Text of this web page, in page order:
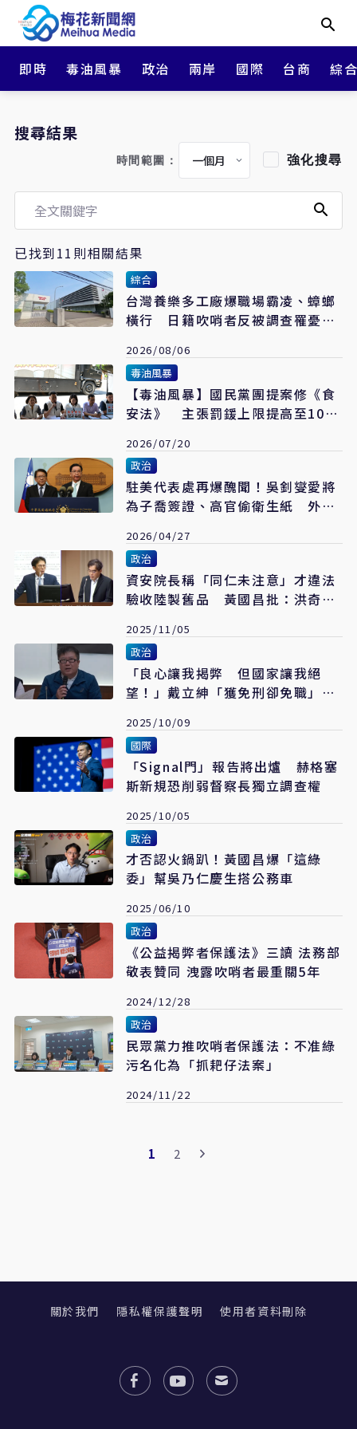
即時 毒油風暴 政治 兩岸 國際 台商 綜
搜尋結果
時間範圍： 強化搜尋
已找到11則相關結果
綜合
台灣養樂多工廠爆職場霸凌、蟑螂
橫行 日籍吹哨者反被調查罹憂鬱
2026/08/06
毒油風暴
【毒油風暴】國民黨團提案修《食
安法》 主張罰鍰上限提高至10億
2026/07/20
政治
駐美代表處再爆醜聞！吳釗燮愛將
為子喬簽證、高官偷衛生紙 外交
2026/04/27
政治
資安院長稱「同仁未注意」才違法
驗收陸製舊品 黃國昌批：洪奇昌
2025/11/05
政治
「良心讓我揭弊 但國家讓我絕
望！」戴立紳「獲免刑卻免職」成
2025/10/09
國際
「Signal門」報告將出爐 赫格塞
斯新規恐削弱督察長獨立調查權
2025/10/05
政治
才否認火鍋趴！黃國昌爆「這綠
委」幫吳乃仁慶生搭公務車
2025/06/10
政治
《公益揭弊者保護法》三讀 法務部
敬表贊同 洩露吹哨者最重關5年
2024/12/28
政治
民眾黨力推吹哨者保護法：不准綠
污名化為「抓耙仔法案」
2024/11/22
1 2
關於我們 隱私權保護聲明 使用者資料刪除